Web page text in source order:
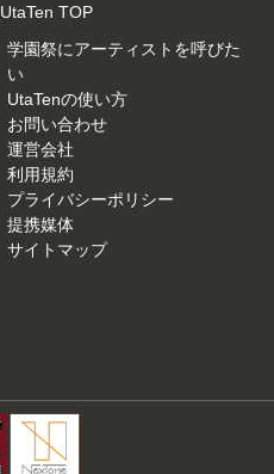
UtaTen TOP
学園祭にアーティストを呼びた
い
UtaTenの使い方
お問い合わせ
運営会社
利用規約
プライバシーポリシー
提携媒体
サイトマップ